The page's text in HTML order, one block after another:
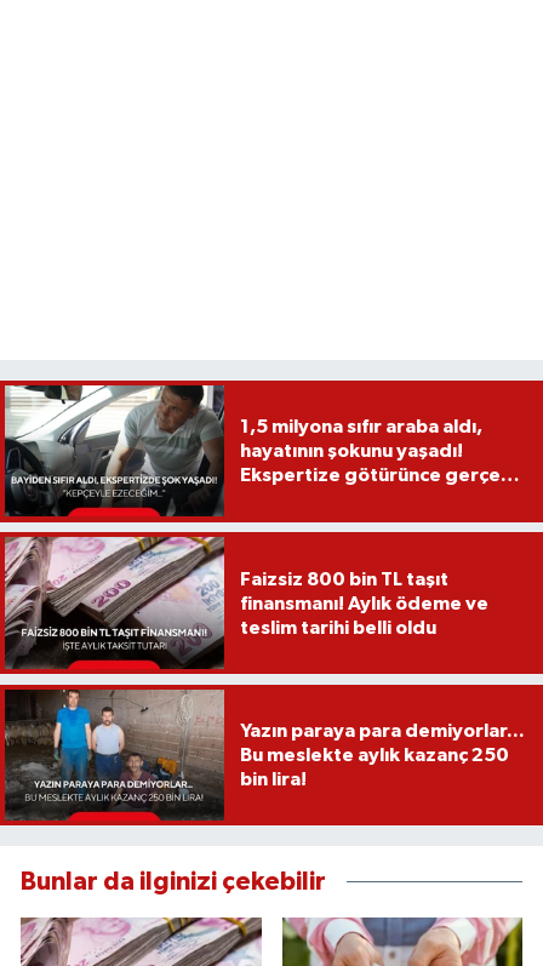
1,5 milyona sıfır araba aldı,
hayatının şokunu yaşadı!
Ekspertize götürünce gerçek
Faizsiz 800 bin TL taşıt
finansmanı! Aylık ödeme ve
teslim tarihi belli oldu
Yazın paraya para demiyorlar...
Bu meslekte aylık kazanç 250
bin lira!
Bunlar da ilginizi çekebilir